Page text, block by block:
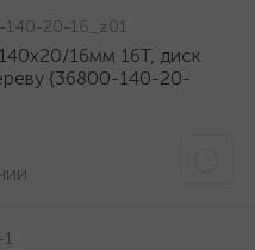
140-20-16_z01
16мм 16Т, диск
{36800-140-20-